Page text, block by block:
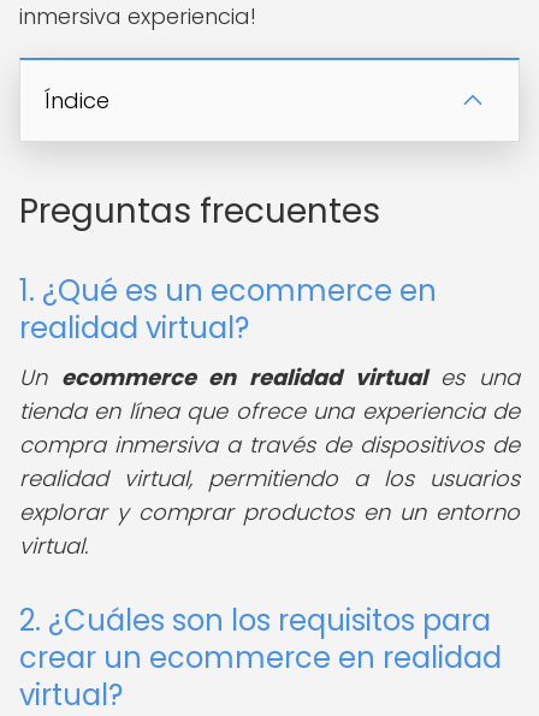
inmersiva experiencia!
Índice
Preguntas frecuentes
1. ¿Qué es un ecommerce en
realidad virtual?
Un ecommerce en realidad virtuales una
tienda en línea que ofrece una experiencia de
compra inmersiva a través de dispositivos de
realidad virtual, permitiendo a los usuarios
explorar y comprar productos en un entorno
virtual.
2. ¿Cuáles son los requisitos para
crear un ecommerce en realidad
virtual?